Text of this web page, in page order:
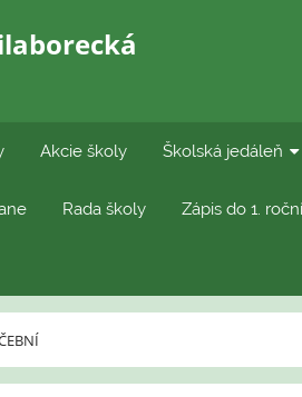
Akcie školy Školská jedáleň
Rada školy Zápis do 1.